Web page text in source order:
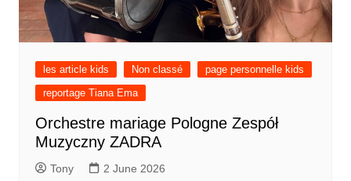
les article kids Non classé
page personnelle kids
reportage Tiana Ema
Orchestre mariage Pologne Zespół
Muzyczny ZADRA
Tony 2 June 2026